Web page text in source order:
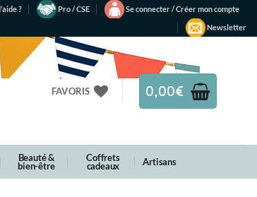
? Pro / CSE
Se connecter / Créer mon compte
Newsletter
FAVORIS 0,00€
Beauté &
bien-être
Coffrets
cadeaux Artisans